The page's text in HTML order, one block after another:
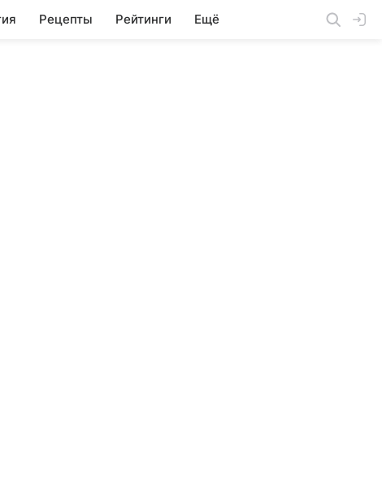
Рецепты Рейтинги Ещё